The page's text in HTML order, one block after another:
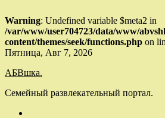
Warning: Undefined variable $meta2 in
/var/www/user704723/data/www/
content/themes/seek/functions.php on
Skip
content
Пятница, Авг 7, 2026
АБВшка.
Семейный развлекательный портал.